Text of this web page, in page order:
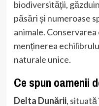
biodiversității,
păsări și numeroase
animale.
menținerea
naturale unice.
Ce spun oamenii
Delta Dunării, situată